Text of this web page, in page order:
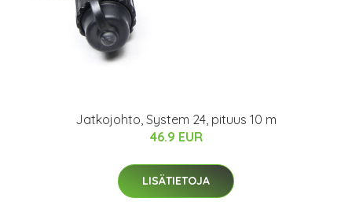
Jatkojohto, System 24, pituus 10 m
46.9 EUR
LISÄTIETOJA